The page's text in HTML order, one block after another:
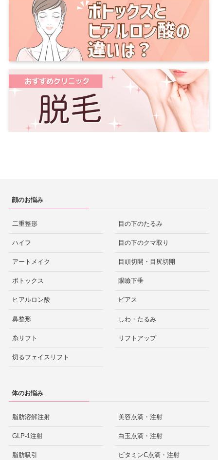
顔のお悩み
二重整形
ハイフ
アートメイク
ボトックス
ヒアルロン酸
鼻整形
糸リフト
切るフェイスリフト
目の下のたるみ
目の下のクマ取り
目頭切開・目尻切開
眼瞼下垂
ピアス
しわ・たるみ
リフトアップ
体のお悩み
脂肪溶解注射
GLP-1注射
脂肪吸引
美容点滴・注射
白玉点滴・注射
ビタミンC点滴・注射